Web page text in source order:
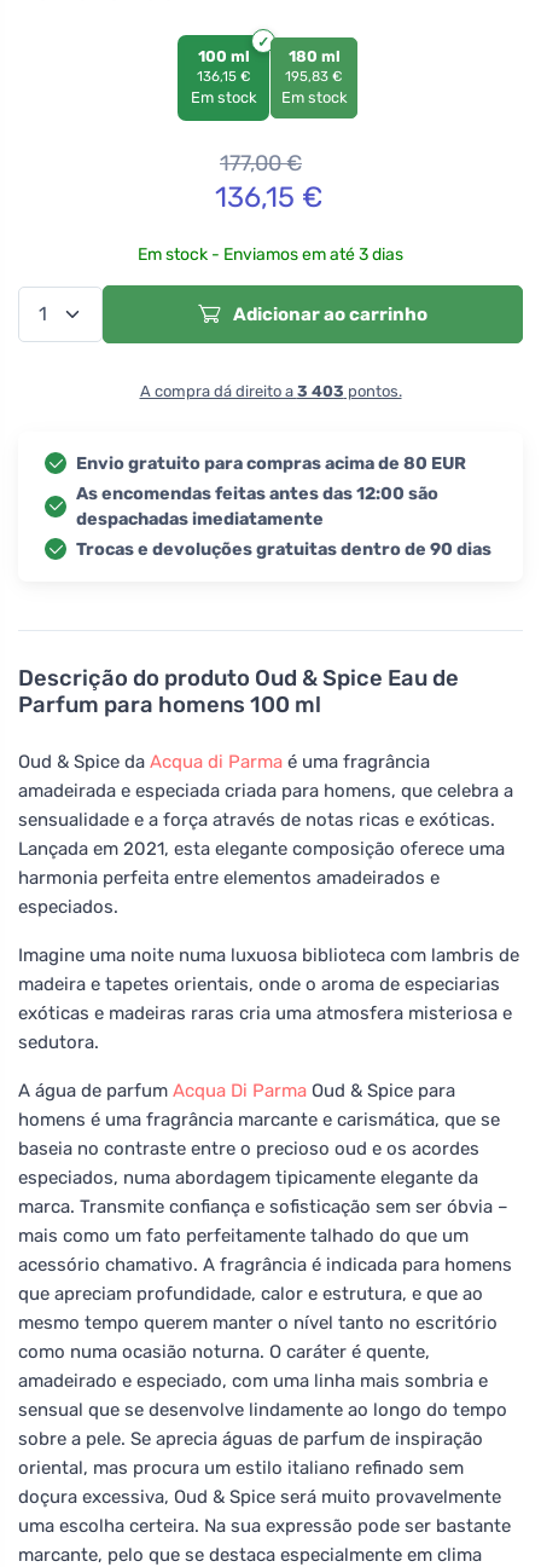
Descrição do produto Oud & Spice Eau de
Parfum para homens 100 ml
Oud & Spice da Acqua di Parma é uma fragrância
amadeirada e especiada criada para homens, que celebra a
sensualidade e a força através de notas ricas e exóticas.
Lançada em 2021, esta elegante composição oferece uma
harmonia perfeita entre elementos amadeirados e
especiados.
Imagine uma noite numa luxuosa biblioteca com lambris de
madeira e tapetes orientais, onde o aroma de especiarias
exóticas e madeiras raras cria uma atmosfera misteriosa e
sedutora.
A água de parfum Acqua Di Parma Oud & Spice para
homens é uma fragrância marcante e carismática, que se
baseia no contraste entre o precioso oud e os acordes
especiados, numa abordagem tipicamente elegante da
marca. Transmite confiança e sofisticação sem ser óbvia –
mais como um fato perfeitamente talhado do que um
acessório chamativo. A fragrância é indicada para homens
que apreciam profundidade, calor e estrutura, e que ao
mesmo tempo querem manter o nível tanto no escritório
como numa ocasião noturna. O caráter é quente,
amadeirado e especiado, com uma linha mais sombria e
sensual que se desenvolve lindamente ao longo do tempo
sobre a pele. Se aprecia águas de parfum de inspiração
oriental, mas procura um estilo italiano refinado sem
doçura excessiva, Oud & Spice será muito provavelmente
uma escolha certeira. Na sua expressão pode ser bastante
marcante, pelo que se destaca especialmente em clima
100 ml
136,15 €
Em stock
180 ml
195,83 €
Em stock
177,00€
136,15 €
Em stock - Enviamos em até 3 dias
Adicionar ao carrinho
A compra dá direito a 3 403 pontos.
Envio gratuito para compras acima de 80 EUR
As encomendas feitas antes das 12:00 são
despachadas imediatamente
Trocas e devoluções gratuitas dentro de 90 dias